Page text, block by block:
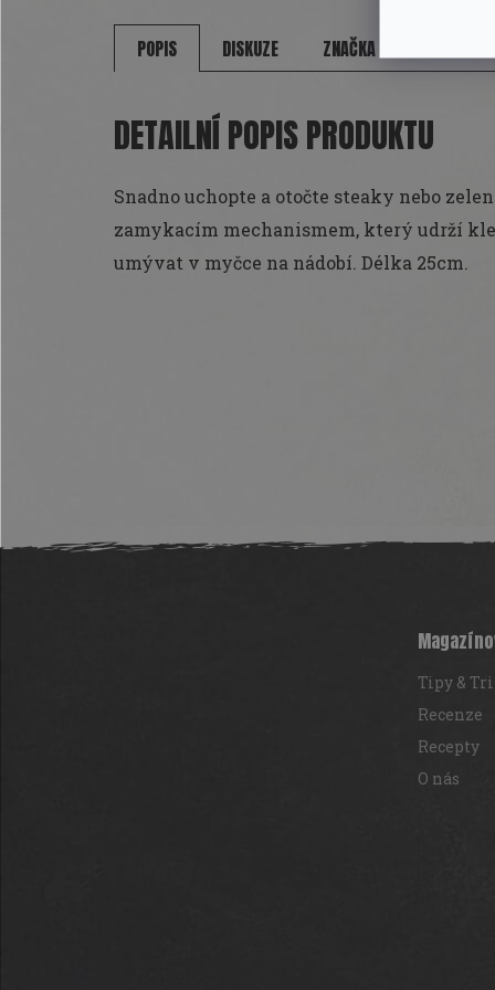
POPIS DISKUZE ZNAČKA
DETAILNÍ POPIS PRODUKTU
Snadno uchopte a otočte steaky nebo
zamykacím mechanismem, který udrží
umývat v myčce na nádobí. Délka 25cm.
Tipy &
Recenze
Recepty
O nás